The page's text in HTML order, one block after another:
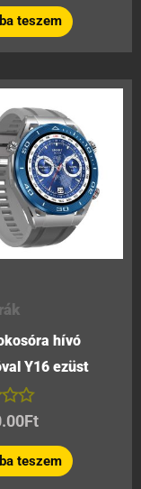
teszem
hívó
Y16 ezüst
Ft
teszem